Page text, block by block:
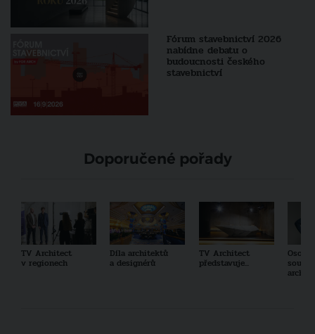
Fórum stavebnictví 2026
nabídne debatu o
budoucnosti českého
stavebnictví
Doporučené pořady
TV Architect
v regionech
Díla architektů
a designérů
TV Architect
představuje...